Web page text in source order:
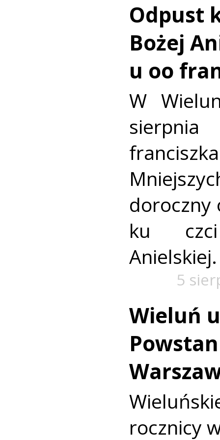
Odpust
Bożej
u oo
W
doroczny
ku
Anielskiej.
5
Wieluń
rocznicy